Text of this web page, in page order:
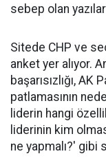
sebep olan
Sitede CHP ve
anket yer alıyor.
başarısızlığı,
patlamasının
liderin hangi
liderinin kim
ne yapmalı?' gibi